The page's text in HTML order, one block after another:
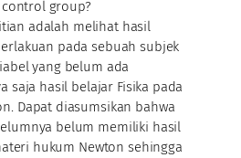
group?
adalah melihat hasil
pada sebuah subjek
yang belum ada
saja hasil belajar Fisika pada
Dapat diasumsikan bahwa
belum memiliki hasil
hukum Newton sehingga